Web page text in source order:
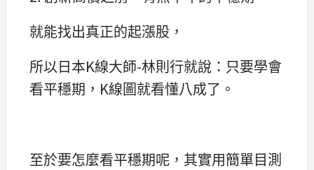
就能找出真正的起漲股，
所以日本K線大師-林則行就說：只要學會
看平穩期，K線圖就看懂八成了。
至於要怎麼看平穩期呢，其實用簡單目測